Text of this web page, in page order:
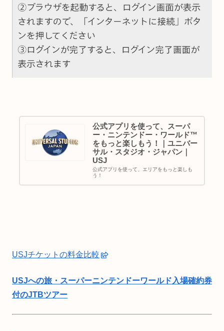
公式アプリを使って、スーパ
ー・ニンテンドー・ワールド™
をもっと楽しもう！｜ユニバー
サル・スタジオ・ジャパン｜
USJ
公式アプリを使って、エリアをもっと楽しも
う！
USJチケットの料金比較
USJへの旅・スーパーニンテンドーワールド入場確約券
付のJTBツアー